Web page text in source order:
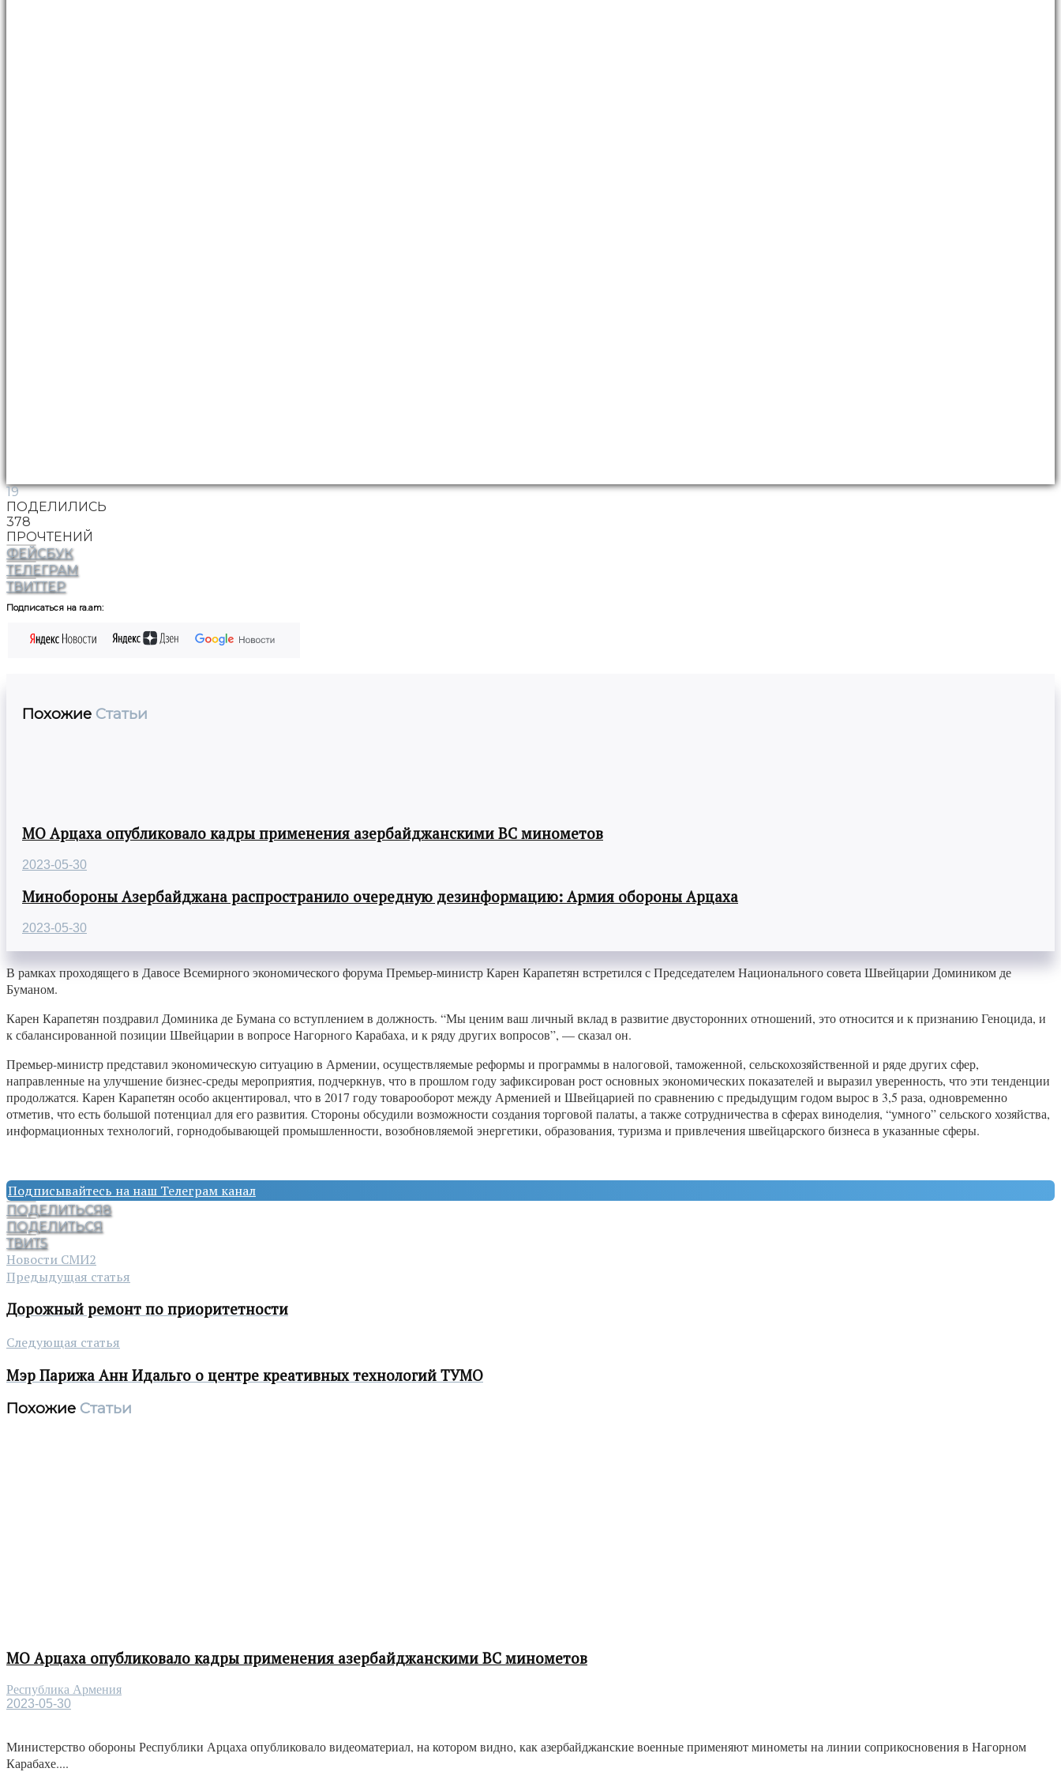
19
ПОДЕЛИЛИСЬ
378
ПРОЧТЕНИЙ
ФЕЙСБУК
ТЕЛЕГРАМ
ТВИТТЕР
Подписаться на ra.am:
Похожие Статьи
МО Арцаха опубликовало кадры применения азербайджанскими ВС минометов
2023-05-30
Минобороны Азербайджана распространило очередную дезинформацию: Армия обороны Арцаха
2023-05-30
В рамках проходящего в Давосе Всемирного экономического форума Премьер-министр Карен Карапетян встретился с Председателем Национального совета Швейцарии Домиником де
Буманом.
Карен Карапетян поздравил Доминика де Бумана со вступлением в должность. “Мы ценим ваш личный вклад в развитие двусторонних отношений, это относится и к признанию Геноцида, и
к сбалансированной позиции Швейцарии в вопросе Нагорного Карабаха, и к ряду других вопросов”, — сказал он.
Премьер-министр представил экономическую ситуацию в Армении, осуществляемые реформы и программы в налоговой, таможенной, сельскохозяйственной и ряде других сфер,
направленные на улучшение бизнес-среды мероприятия, подчеркнув, что в прошлом году зафиксирован рост основных экономических показателей и выразил уверенность, что эти тенденции
продолжатся. Карен Карапетян особо акцентировал, что в 2017 году товарооборот между Арменией и Швейцарией по сравнению с предыдущим годом вырос в 3,5 раза, одновременно
отметив, что есть большой потенциал для его развития. Стороны обсудили возможности создания торговой палаты, а также сотрудничества в сферах виноделия, “умного” сельского хозяйства,
информационных технологий, горнодобывающей промышленности, возобновляемой энергетики, образования, туризма и привлечения швейцарского бизнеса в указанные сферы.
Подписывайтесь на наш Телеграм канал
ПОДЕЛИТЬСЯ8
ПОДЕЛИТЬСЯ
ТВИТ5
Новости СМИ2
Предыдущая статья
Дорожный ремонт по приоритетности
Следующая статья
Мэр Парижа Анн Идальго о центре креативных технологий ТУМО
Похожие Статьи
МО Арцаха опубликовало кадры применения азербайджанскими ВС минометов
Республика Армения
2023-05-30
Министерство обороны Республики Арцаха опубликовало видеоматериал, на котором видно, как азербайджанские военные применяют минометы на линии соприкосновения в Нагорном
Карабахе....